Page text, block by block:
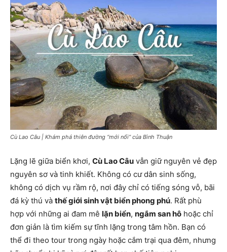
Cù Lao Câu | Khám phá thiên đường “mới nổi” của Bình Thuận
Lặng lẽ giữa biển khơi, Cù Lao Câu vẫn giữ nguyên vẻ đẹp
nguyên sơ và tinh khiết. Không có cư dân sinh sống,
không có dịch vụ rầm rộ, nơi đây chỉ có tiếng sóng vỗ, bãi
đá kỳ thú và thế giới sinh vật biển phong phú. Rất phù
hợp với những ai đam mê lặn biển, ngắm san hô hoặc chỉ
đơn giản là tìm kiếm sự tĩnh lặng trong tâm hồn. Bạn có
thể đi theo tour trong ngày hoặc cắm trại qua đêm, nhưng